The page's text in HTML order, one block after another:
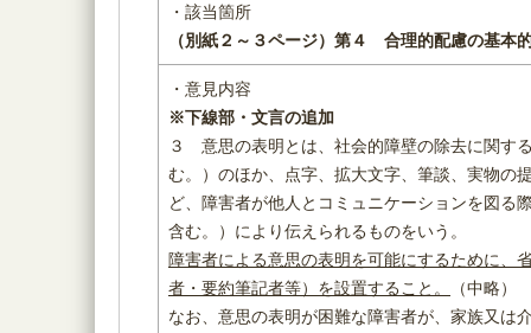
・該当箇所
（別紙２～３ページ） 第４ 合理的配慮の基本
・意見内容
※下線部・文言の追加
３ 意思の表明とは、社会的障壁の除去に関す
む。）のほか、点字、拡大文字、筆談、実物の
ど、障害者が他人とコミュニケーションを図る
含む。）により伝えられるものをいう。
障害者による意思の表明を可能にするために、
者・要約筆記者等）を設置すること。
（中略）
なお、意思の表明が困難な障害者が、家族又は